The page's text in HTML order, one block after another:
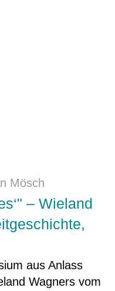
Mösch
– Wieland
aus Anlass
Wagners vom